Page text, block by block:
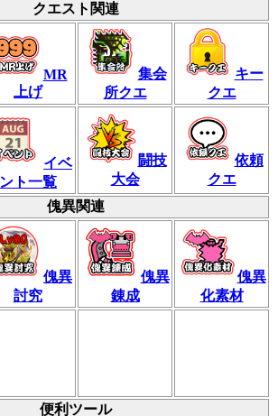
クエスト関連
MR
上げ
集会
所クエ
キー
クエ
イベ
ント一覧
闘技
大会
依頼
クエ
傀異関連
傀異
討究
傀異
錬成
傀異
化素材
便利ツール